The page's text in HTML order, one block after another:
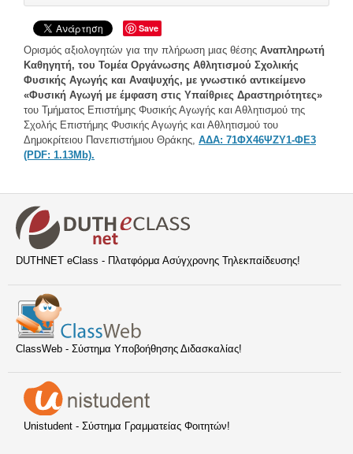
Save
Ορισμός αξιολογητών για την πλήρωση μιας θέσης Αναπληρωτή
Καθηγητή, του Τομέα Οργάνωσης Αθλητισμού Σχολικής
Φυσικής Αγωγής και Αναψυχής, με γνωστικό αντικείμενο
«Φυσική Αγωγή με έμφαση στις Υπαίθριες Δραστηριότητες»
του Τμήματος Επιστήμης Φυσικής Αγωγής και Αθλητισμού της
Σχολής Επιστήμης Φυσικής Αγωγής και Αθλητισμού του
Δημοκρίτειου Πανεπιστήμιου Θράκης, ΑΔΑ: 71ΦΧ46ΨΖΥ1-ΦΕ3
(PDF: 1.13Mb).
DUTHNET eClass - Πλατφόρμα Ασύγχρονης Τηλεκπαίδευσης!
ClassWeb - Σύστημα Υποβοήθησης Διδασκαλίας!
Unistudent - Σύστημα Γραμματείας Φοιτητών!